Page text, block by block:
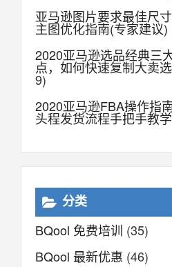
亚马逊图片要求最佳尺
主图优化指南(专家建议)
2020亚马逊选品经典三
点，如何快速复制大卖
9)
2020亚马逊FBA操作指
头程发货流程手把手教学
分类
BQool 免费培训 (35)
BQool 最新优惠 (46)